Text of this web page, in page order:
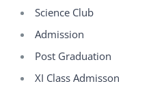
Science Club
Admission
Post Graduation
XI Class Admisson